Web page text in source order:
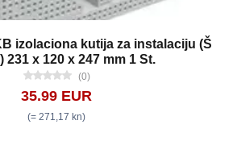
izolaciona kutija za instalaciju (Š
231 x 120 x 247 mm 1 St.
(0)
35.99 EUR
(= 271,17 kn)